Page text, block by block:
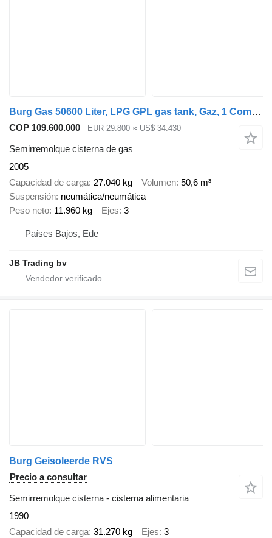
Burg Gas 50600 Liter, LPG GPL gas tank, Gaz, 1 Compartment
COP 109.600.000 EUR 29.800 ≈ US$ 34.430
Semirremolque cisterna de gas
2005
Capacidad de carga 27.040 kg Volumen 50,6 m³
Suspensión neumática/neumática
Peso neto 11.960 kg Ejes 3
Países Bajos, Ede
JB Trading bv
Burg Geisoleerde RVS
Precio a consultar
Semirremolque cisterna - cisterna alimentaria
1990
Capacidad de carga 31.270 kg Ejes 3